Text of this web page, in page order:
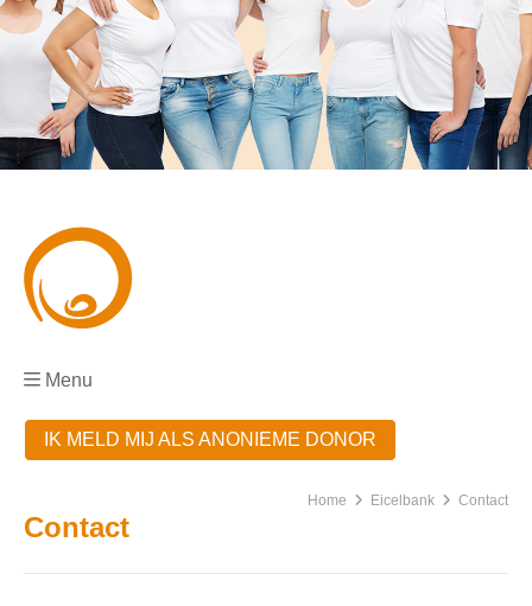
Menu
IK MELD MIJ ALS ANONIEME DONOR
Home Eicelbank Contact
Contact